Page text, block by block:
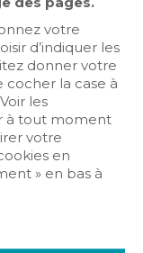
votre
d’indiquer les
donner votre
cocher la case à
les
à tout moment
votre
en
» en bas à
activer